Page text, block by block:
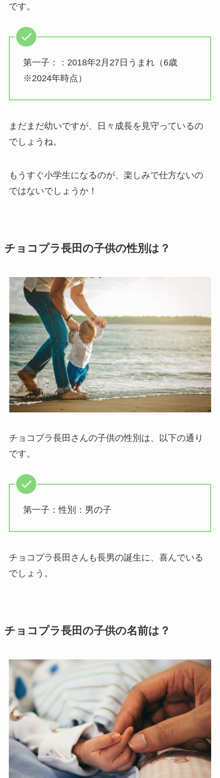
です。
第一子：：2018年2月27日うまれ（6歳
※2024年時点）
まだまだ幼いですが、日々成長を見守っているの
でしょうね。
もうすぐ小学生になるのが、楽しみで仕方ないの
ではないでしょうか！
チョコプラ長田の子供の性別は？
チョコプラ長田さんの子供の性別は、以下の通り
です。
第一子：性別：男の子
チョコプラ長田さんも長男の誕生に、喜んでいる
でしょう。
チョコプラ長田の子供の名前は？